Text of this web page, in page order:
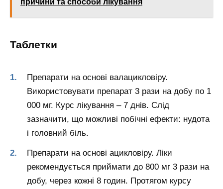
Таблетки
Препарати на основі валацикловіру.
Використовувати препарат 3 рази на добу по 1
000 мг. Курс лікування – 7 днів. Слід
зазначити, що можливі побічні ефекти: нудота
і головний біль.
Препарати на основі ацикловіру. Ліки
рекомендується приймати до 800 мг 3 рази на
добу, через кожні 8 годин. Протягом курсу